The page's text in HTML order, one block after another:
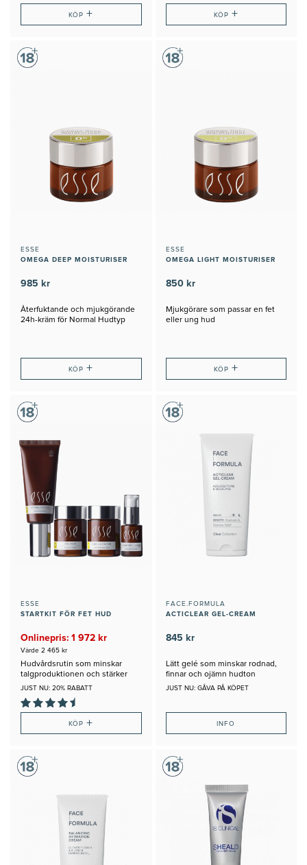
KÖP+ KÖP +
ESSE
OMEGA DEEP MOISTURISER
985 kr
Återfuktande och mjukgörande
24h-kräm för Normal Hudtyp
KÖP+
ESSE
OMEGA LIGHT MOISTURISER
850 kr
Mjukgörare som passar en fet
eller ung hud
KÖP +
ESSE
STARTKIT FÖR FET HUD
Onlinepris: 1 972 kr
Värde 2 465 kr
Hudvårdsrutin som minskar
talgproduktionen och stärker
huden
JUST NU: 20% RABATT
KÖP+
FACE.FORMULA
ACTICLEAR GEL-CREAM
845 kr
Lätt gelé som minskar rodnad,
finnar och ojämn hudton
JUST NU: GÅVA PÅ KÖPET
INFO